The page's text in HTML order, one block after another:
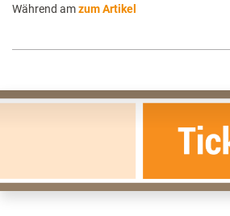
Während amzum Artikel